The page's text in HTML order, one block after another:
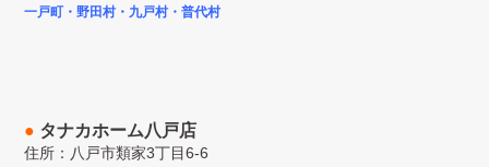
一戸町・野田村・九戸村・普代村
● タナカホーム八戸店
住所： 八戸市類家3丁目6-6